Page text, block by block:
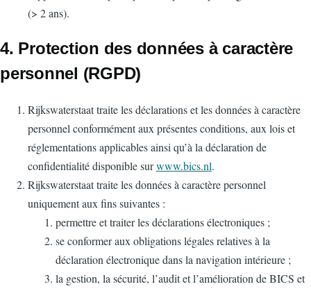
(> 2 ans).
4. Protection des données à caractère
personnel (RGPD)
Rijkswaterstaat traite les déclarations et les données à caractère
personnel conformément aux présentes conditions, aux lois et
réglementations applicables ainsi qu’à la déclaration de
confidentialité disponible surwww.bics.nl.
Rijkswaterstaat traite les données à caractère personnel
uniquement aux fins suivantes :
permettre et traiter les déclarations électroniques ;
se conformer aux obligations légales relatives à la
déclaration électronique dans la navigation intérieure ;
la gestion, la sécurité, l’audit et l’amélioration de BICS et